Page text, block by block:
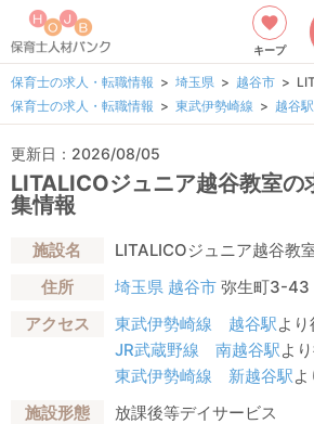
キープ
保育士の求人・転職情報 埼玉県 越谷市
保育士の求人・転職情報
東武伊勢崎線 越谷駅
更新日：2026/08/05
LITALICOジュニア越谷教室の
集情報
施設名
LITALICOジュニア越谷教
住所
埼玉県 越谷市弥生町3-43
アクセス
東武伊勢崎線 越谷駅よ
JR武蔵野線
南越谷駅よ
東武伊勢崎線
新越谷駅
施設形態
放課後等デイサービス